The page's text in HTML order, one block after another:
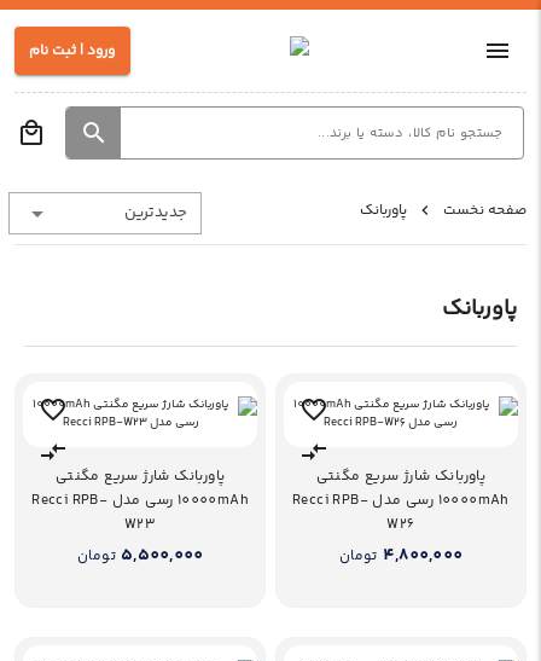
ورود | ثبت نام
صفحه نخست پاوربانک جدیدترین
پاوربانک
پاوربانک شارژ سریع مگنتی
10000mAh رسی مدل Recci RPB-
W26
4,800,000 تومان
پاوربانک شارژ سریع مگنتی
10000mAh رسی مدل Recci RPB-
W23
5,500,000 تومان